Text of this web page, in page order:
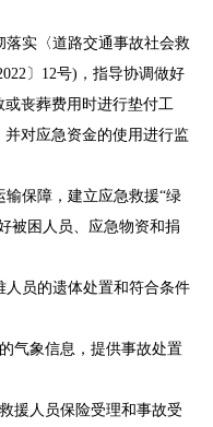
落实 〈道路交通事故社会救
〕12号)，指导协调做好
丧葬费用时进行垫付工
对应急资金的使用进行监
输保障，建立应急救援“绿
被困人员、应急物资和捐
人员的遗体处置和符合条件
气象信息，提供事故处置
援人员保险受理和事故受